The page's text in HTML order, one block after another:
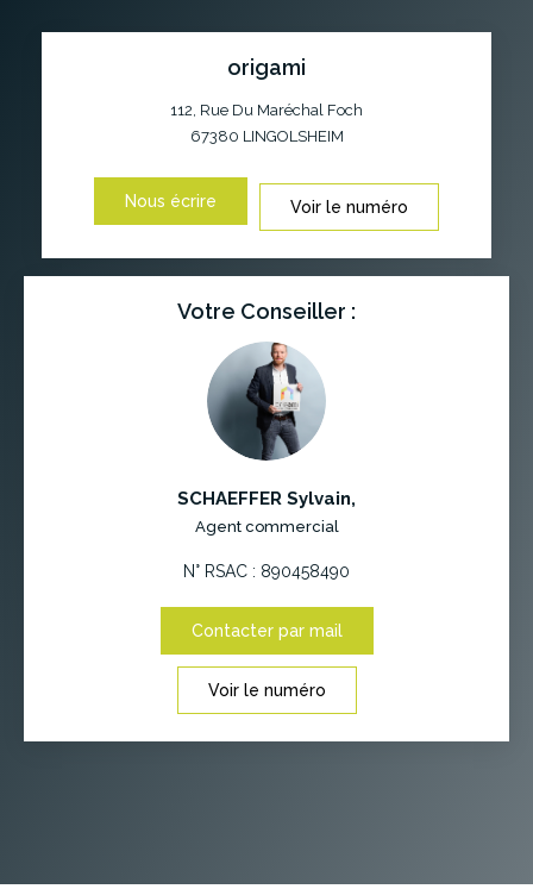
origami
112, Rue Du Maréchal Foch
67380 LINGOLSHEIM
Nous écrire Voir le numéro
Votre Conseiller :
SCHAEFFER Sylvain,
Agent commercial
N° RSAC : 890458490
Contacter par mail
Voir le numéro